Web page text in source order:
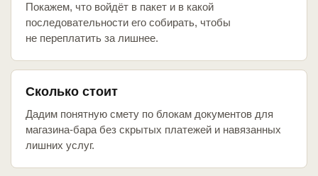
Покажем, что войдёт в пакет и в какой
последовательности его собирать, чтобы
не переплатить за лишнее.
Сколько стоит
Дадим понятную смету по блокам документов для
магазина-бара без скрытых платежей и навязанных
лишних услуг.